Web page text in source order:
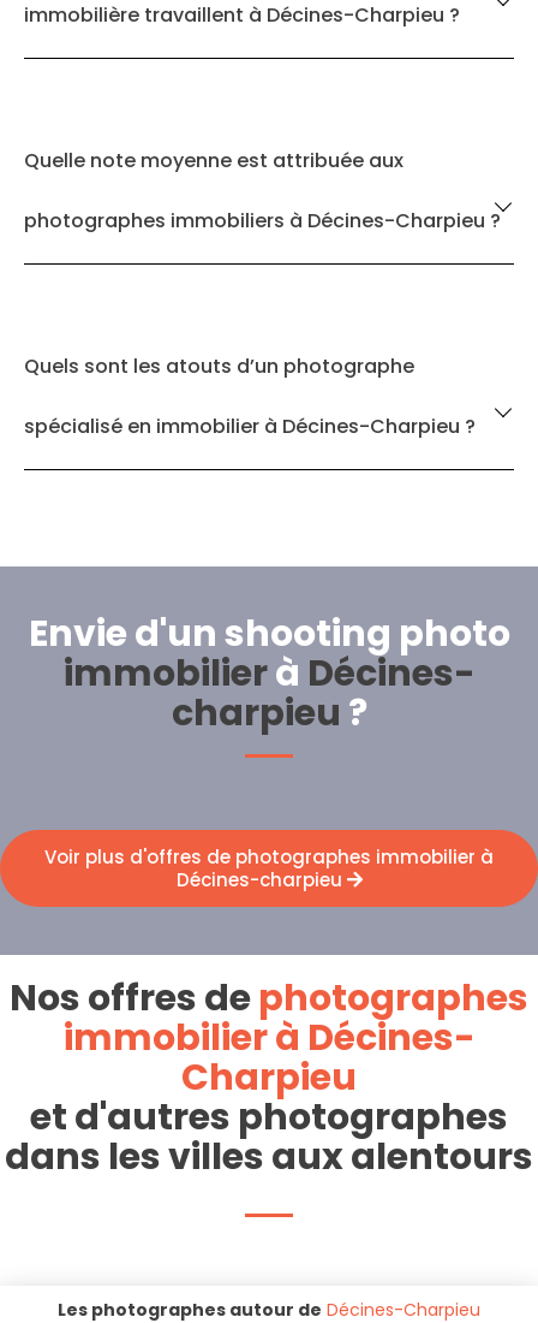
immobilière travaillent à Décines-Charpieu ?
Quelle note moyenne est attribuée aux
photographes immobiliers à Décines-Charpieu ?
Quels sont les atouts d’un photographe
spécialisé en immobilier à Décines-Charpieu ?
Envie d'un shooting photo
immobilierà Décines-
charpieu ?
Voir plus d'offres de photographes immobilier à
Décines-charpieu
Nos offres dephotographes
immobilier à Décines-
Charpieu
et d'autres photographes
dans les villes aux alentours
Les photographes autour de Décines-Charpieu